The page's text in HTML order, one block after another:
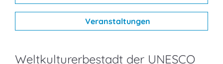
Veranstaltungen
Weltkulturerbestadt der UNESCO